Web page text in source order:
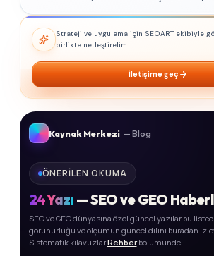
Strateji ve uygulama için SEOART ekibiyle
birlikte netleştirelim.
İletişime geç
Kaynak Merkezi — Blog
ÖNERILEN OKUMA
24Yazı — SEO ve GEO
SEO ve GEO dünyasına özel güncel yazılar bu
görünürlüğü ve ölçümün güncel dilini buradan
Sistematik kılavuzlarRehber bölümünde.